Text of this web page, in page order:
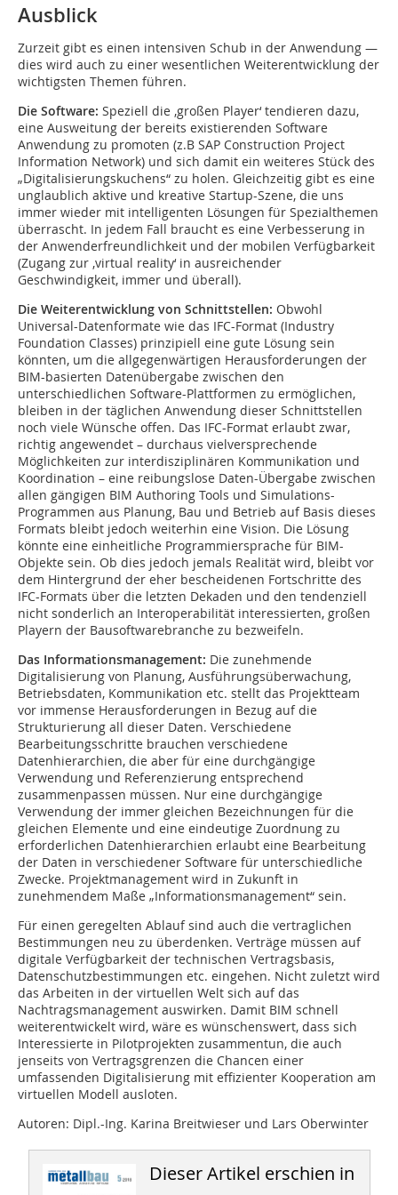
Ausblick
Zurzeit gibt es einen intensiven Schub in der Anwendung —
dies wird auch zu einer wesentlichen Weiterentwicklung der
wichtigsten Themen führen.
Die Software: Speziell die ‚großen Player‘ tendieren dazu,
eine Ausweitung der bereits existierenden Software
Anwendung zu promoten (z.B SAP Construction Project
Information Network) und sich damit ein weiteres Stück des
„Digitalisierungskuchens“ zu holen. Gleichzeitig gibt es eine
unglaublich aktive und kreative Startup-Szene, die uns
immer wieder mit intelligenten Lösungen für Spezialthemen
überrascht. In jedem Fall braucht es eine Verbesserung in
der Anwenderfreundlichkeit und der mobilen Verfügbarkeit
(Zugang zur ‚virtual reality‘ in ausreichender
Geschwindigkeit, immer und überall).
Die Weiterentwicklung von Schnittstellen: Obwohl
Universal-Datenformate wie das IFC-Format (Industry
Foundation Classes) prinzipiell eine gute Lösung sein
könnten, um die allgegenwärtigen Herausforderungen der
BIM-basierten Datenübergabe zwischen den
unterschiedlichen Software-Plattformen zu ermöglichen,
bleiben in der täglichen Anwendung dieser Schnittstellen
noch viele Wünsche offen. Das IFC-Format erlaubt zwar,
richtig angewendet – durchaus vielversprechende
Möglichkeiten zur interdisziplinären Kommunikation und
Koordination – eine reibungslose Daten-Übergabe zwischen
allen gängigen BIM Authoring Tools und Simulations-
Programmen aus Planung, Bau und Betrieb auf Basis dieses
Formats bleibt jedoch weiterhin eine Vision. Die Lösung
könnte eine einheitliche Programmiersprache für BIM-
Objekte sein. Ob dies jedoch jemals Realität wird, bleibt vor
dem Hintergrund der eher bescheidenen Fortschritte des
IFC-Formats über die letzten Dekaden und den tendenziell
nicht sonderlich an Interoperabilität interessierten, großen
Playern der Bausoftwarebranche zu bezweifeln.
Das Informationsmanagement: Die zunehmende
Digitalisierung von Planung, Ausführungsüberwachung,
Betriebsdaten, Kommunikation etc. stellt das Projektteam
vor immense Herausforderungen in Bezug auf die
Strukturierung all dieser Daten. Verschiedene
Bearbeitungsschritte brauchen verschiedene
Datenhierarchien, die aber für eine durchgängige
Verwendung und Referenzierung entsprechend
zusammenpassen müssen. Nur eine durchgängige
Verwendung der immer gleichen Bezeichnungen für die
gleichen Elemente und eine eindeutige Zuordnung zu
erforderlichen Datenhierarchien erlaubt eine Bearbeitung
der Daten in verschiedener Software für unterschiedliche
Zwecke. Projektmanagement wird in Zukunft in
zunehmendem Maße „Informationsmanagement“ sein.
Für einen geregelten Ablauf sind auch die vertraglichen
Bestimmungen neu zu überdenken. Verträge müssen auf
digitale Verfügbarkeit der technischen Vertragsbasis,
Datenschutzbestimmungen etc. eingehen. Nicht zuletzt wird
das Arbeiten in der virtuellen Welt sich auf das
Nachtragsmanagement auswirken. Damit BIM schnell
weiterentwickelt wird, wäre es wünschenswert, dass sich
Interessierte in Pilotprojekten zusammentun, die auch
jenseits von Vertragsgrenzen die Chancen einer
umfassenden Digitalisierung mit effizienter Kooperation am
virtuellen Modell ausloten.
Autoren: Dipl.-Ing. Karina Breitwieser und Lars Oberwinter
Dieser Artikel erschien in